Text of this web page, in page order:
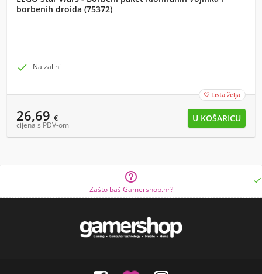
borbenih droida (75372)
 Na zalihi
 Lista želja
26,69 €
cijena s PDV-om

Zašto baš Gamershop.hr?
